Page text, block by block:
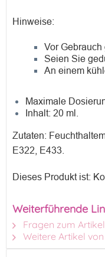
Hinweise:
Vor Gebrauch
Seien Sie
An einem
Maximale
Inhalt: 20 ml.
Zutaten:
E322, E433.
Dieses Produkt ist:
Weiterführende
Fragen zum
Weitere Artikel